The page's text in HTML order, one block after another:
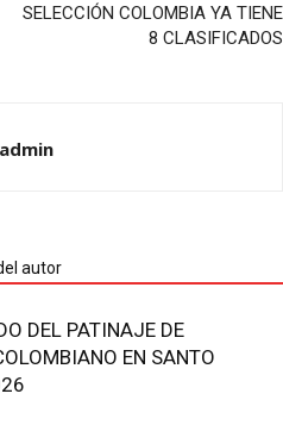
SELECCIÓN COLOMBIA YA TIENE
8 CLASIFICADOS
autor
DEL PATINAJE DE
EN SANTO